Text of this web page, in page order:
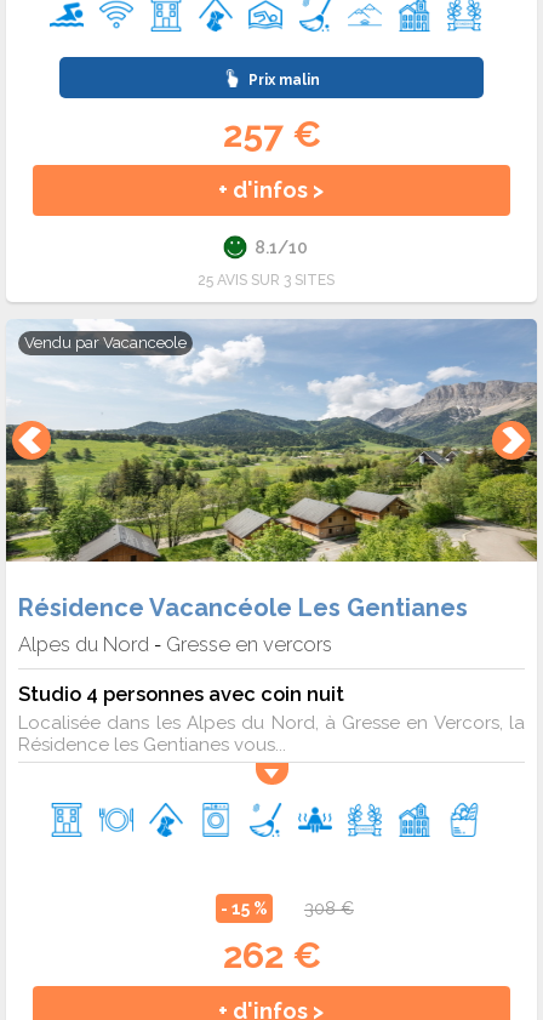
Prix malin
257 €
+ d'infos >
8.1/10
25 AVIS SUR 3 SITES
Vendu par Vacanceole
Résidence Vacancéole Les Gentianes
Alpes du Nord - Gresse en vercors
Studio 4 personnes avec coin nuit
Localisée dans les Alpes du Nord, à Gresse en Vercors, la
Résidence les Gentianes vous...
- 15 % 308 €
262 €
+ d'infos >